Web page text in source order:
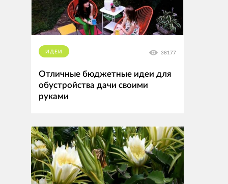
ИДЕИ 38177
Отличные бюджетные идеи для
обустройства дачи своими
руками